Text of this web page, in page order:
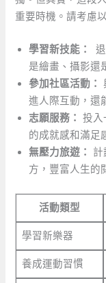
重要時機。請考慮
學習新技能：
是繪畫、攝影還
參加社區活動：
進人際互動，還
志願服務： 投入
的成就感和滿足
無壓力旅遊：
計
方，豐富人生的
活動類型
學習新樂器
養成運動習慣